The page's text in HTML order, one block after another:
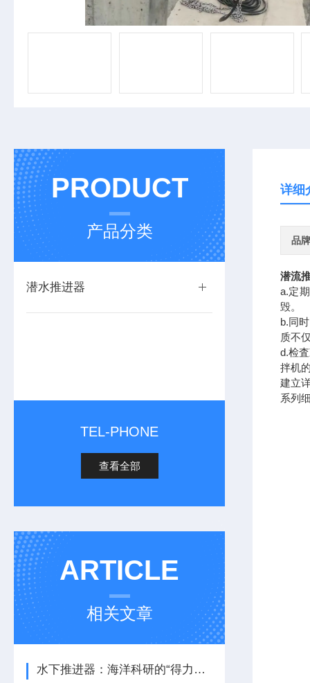
PRODUCT
产品分类
潜水推进器
TEL-PHONE
查看全部
ARTICLE
相关文章
水下推进器：海洋科研的“得力助手”
详细
品牌
潜流
a.定
毁。
b.同
质不
d.检
拌机
建立
系列